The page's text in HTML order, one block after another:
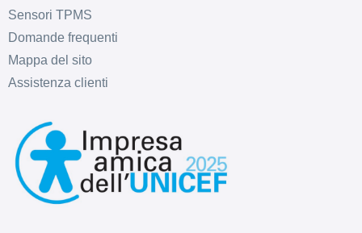
Sensori TPMS
Domande frequenti
Mappa del sito
Assistenza clienti